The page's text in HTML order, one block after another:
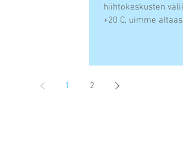
hiihtokeskusten
+20 C, uimme
1 2